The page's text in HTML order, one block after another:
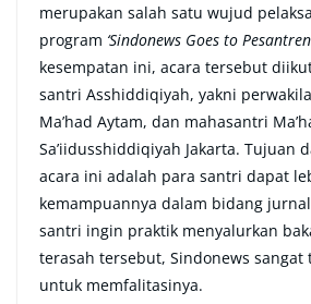
merupakan salah satu wujud
program ‘Sindonews Goes to
kesempatan ini, acara tersebut
santri Asshiddiqiyah, yakni
Ma’had Aytam, dan mahasantri
Sa’iidusshiddiqiyah Jakarta. Tujuan
acara ini adalah para santri dapat
kemampuannya dalam bidang
santri ingin praktik menyalurkan
terasah tersebut, Sindonews sangat
untuk memfalitasinya.